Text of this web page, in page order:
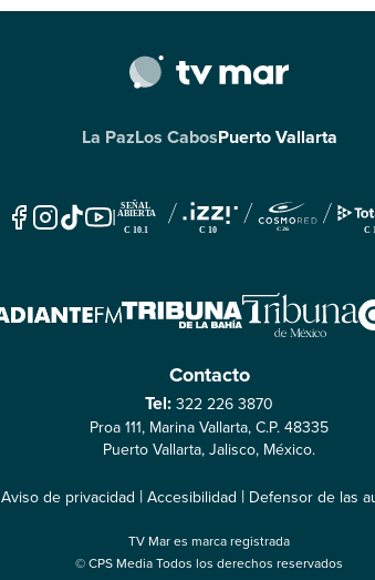
La PazLos CabosPuerto Vallarta
|
Contacto
Tel:322 226 3870
Proa 111, Marina Vallarta, C.P. 48335
Puerto Vallarta, Jalisco, México.
Aviso de privacidad |Accesibilidad | Defensor de las
TV Mar es marca registrada
© CPS Media Todos los derechos reservados